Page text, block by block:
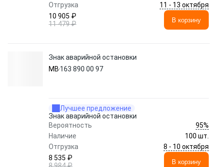
Отгрузка
11 - 13 октября
10 905 ₽
11 479 ₽
В корзину
Знак аварийной остановки
MB 163 890 00 97
Лучшее предложение
Знак аварийной остановки
Вероятность
95%
Наличие
100 шт.
Отгрузка
8 - 10 октября
8 535 ₽
В корзину